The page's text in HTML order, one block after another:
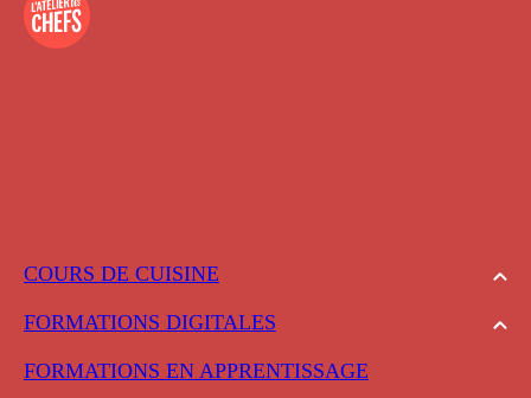
COURS DE CUISINE
FORMATIONS DIGITALES
FORMATIONS EN APPRENTISSAGE